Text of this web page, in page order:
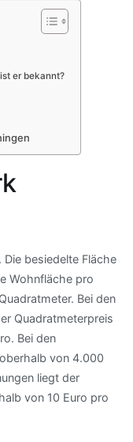
er bekannt?
besiedelte Fläche
Wohnfläche pro
Bei den
Quadratmeterpreis
Bei den
von 4.000
liegt der
von 10 Euro pro